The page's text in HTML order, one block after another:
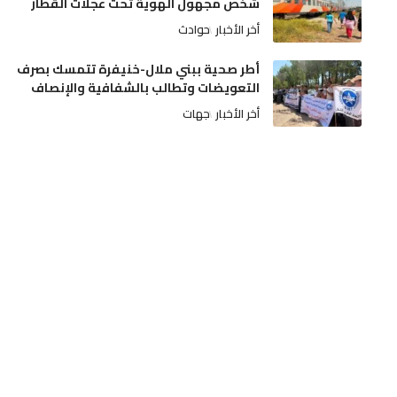
أخر الأخبار حوادث
أطر صحية ببني ملال-خنيفرة تتمسك بصرف
التعويضات وتطالب بالشفافية والإنصاف
أخر الأخبار جهات